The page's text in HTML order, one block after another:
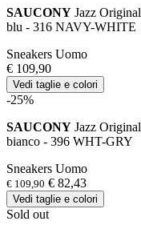
SAUCONY Jazz Original
blu - 316 NAVY-WHITE
Sneakers Uomo
€ 109,90
Vedi taglie e colori
-25%
SAUCONY Jazz Original
bianco - 396 WHT-GRY
Sneakers Uomo
€ 109,90 € 82,43
Vedi taglie e colori
Sold out